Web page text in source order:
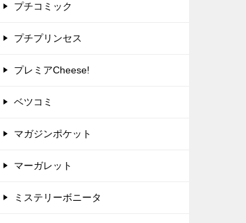
プチコミック
プチプリンセス
プレミアCheese!
ベツコミ
マガジンポケット
マーガレット
ミステリーボニータ